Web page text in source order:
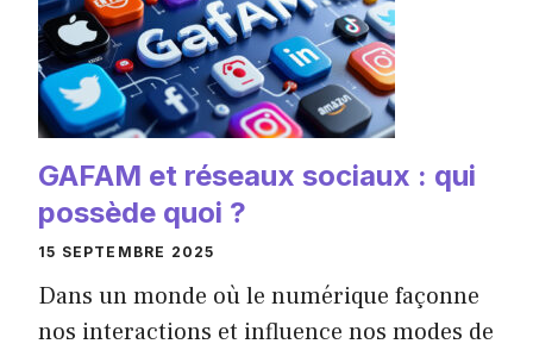
GAFAM et réseaux sociaux : qui
possède quoi ?
15 SEPTEMBRE 2025
Dans un monde où le numérique façonne
nos interactions et influence nos modes de